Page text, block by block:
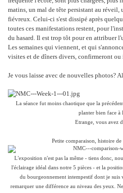
matins, un mal de tête persistant au réveil,
fiévreux. Celui-ci s'est dissipé après
toutes ces manifestations restent, pour
du hasard. Il est trop tôt pour en attribuer
Les semaines qui viennent, et qui
visites et de dîners divers, confirmeront
Je vous laisse avec de nouvelles photos?
La séance fut moins chaotique que la
planter bien face à
Etrange, vous avez
Petite comparaison, histoire de
L'exposition n'est pas la même - tiens donc,
l'éclairage idéal dans notre 5 pièces - et la
du bourgeonnement intempestif dont je suis
remarquer une différence au niveau des yeux.